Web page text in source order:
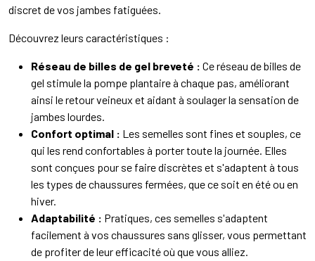
discret de vos jambes fatiguées.
Découvrez leurs caractéristiques :
Réseau de billes de gel breveté : Ce réseau de billes de
gel stimule la pompe plantaire à chaque pas, améliorant
ainsi le retour veineux et aidant à soulager la sensation de
jambes lourdes.
Confort optimal : Les semelles sont fines et souples, ce
qui les rend confortables à porter toute la journée. Elles
sont conçues pour se faire discrètes et s'adaptent à tous
les types de chaussures fermées, que ce soit en été ou en
hiver.
Adaptabilité : Pratiques, ces semelles s'adaptent
facilement à vos chaussures sans glisser, vous permettant
de profiter de leur efficacité où que vous alliez.